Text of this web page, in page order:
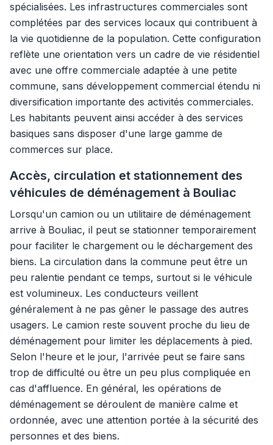
spécialisées. Les infrastructures commerciales sont
complétées par des services locaux qui contribuent à
la vie quotidienne de la population. Cette configuration
reflète une orientation vers un cadre de vie résidentiel
avec une offre commerciale adaptée à une petite
commune, sans développement commercial étendu ni
diversification importante des activités commerciales.
Les habitants peuvent ainsi accéder à des services
basiques sans disposer d'une large gamme de
commerces sur place.
Accès, circulation et stationnement des
véhicules de déménagement à Bouliac
Lorsqu'un camion ou un utilitaire de déménagement
arrive à Bouliac, il peut se stationner temporairement
pour faciliter le chargement ou le déchargement des
biens. La circulation dans la commune peut être un
peu ralentie pendant ce temps, surtout si le véhicule
est volumineux. Les conducteurs veillent
généralement à ne pas gêner le passage des autres
usagers. Le camion reste souvent proche du lieu de
déménagement pour limiter les déplacements à pied.
Selon l'heure et le jour, l'arrivée peut se faire sans
trop de difficulté ou être un peu plus compliquée en
cas d'affluence. En général, les opérations de
déménagement se déroulent de manière calme et
ordonnée, avec une attention portée à la sécurité des
personnes et des biens.